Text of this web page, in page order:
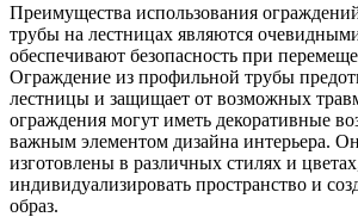
Преимущества использования
трубы на лестницах являются
обеспечивают безопасность при
Ограждение из профильной трубы
лестницы и защищает от возможных
ограждения могут иметь декоративные
важным элементом дизайна интерьера.
изготовлены в различных стилях и
индивидуализировать пространство и
образ.